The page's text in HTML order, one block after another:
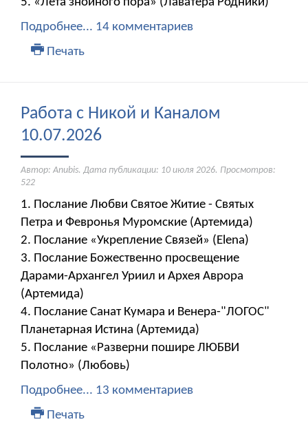
5. «Лета знойного пора» (Лаватера Родники)
Подробнее... 14 комментариев
Печать
Работа с Никой и Каналом
10.07.2026
Автор: Anubis. Дата публикации: 10 июля 2026. Просмотров:
522
1. Послание Любви Святое Житие - Святых
Петра и Февронья Муромские (Артемида)
2. Послание «Укрепление Связей» (Elena) ​​​​​​​
3. Послание Божественно просвещение
Дарами-Архангел Уриил и Архея Аврора
(Артемида)
4. Послание Санат Кумара и Венера-"ЛОГОС"
Планетарная Истина (Артемида)
5. Послание «Разверни пошире ЛЮБВИ
Полотно» (Любовь)
Подробнее... 13 комментариев
Печать